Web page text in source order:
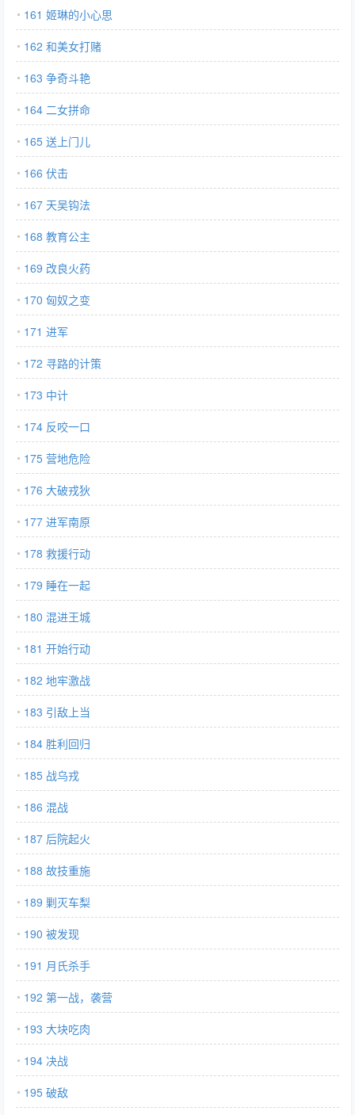
161 姬琳的小心思
162 和美女打赌
163 争奇斗艳
164 二女拼命
165 送上门儿
166 伏击
167 天吴钩法
168 教育公主
169 改良火药
170 匈奴之变
171 进军
172 寻路的计策
173 中计
174 反咬一口
175 营地危险
176 大破戎狄
177 进军南原
178 救援行动
179 睡在一起
180 混进王城
181 开始行动
182 地牢激战
183 引敌上当
184 胜利回归
185 战乌戎
186 混战
187 后院起火
188 故技重施
189 剿灭车梨
190 被发现
191 月氏杀手
192 第一战，袭营
193 大块吃肉
194 决战
195 破敌